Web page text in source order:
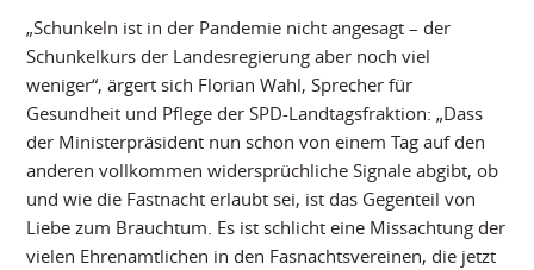
„Schunkeln ist in der Pandemie nicht angesagt – der
Schunkelkurs der Landesregierung aber noch viel
weniger“, ärgert sich Florian Wahl, Sprecher für
Gesundheit und Pflege der SPD-Landtagsfraktion: „Dass
der Ministerpräsident nun schon von einem Tag auf den
anderen vollkommen widersprüchliche Signale abgibt, ob
und wie die Fastnacht erlaubt sei, ist das Gegenteil von
Liebe zum Brauchtum. Es ist schlicht eine Missachtung der
vielen Ehrenamtlichen in den Fasnachtsvereinen, die jetzt